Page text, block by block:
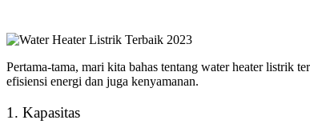
Pertama-tama, mari kita bahas tentang water heater listrik
efisiensi energi dan juga kenyamanan.
1. Kapasitas